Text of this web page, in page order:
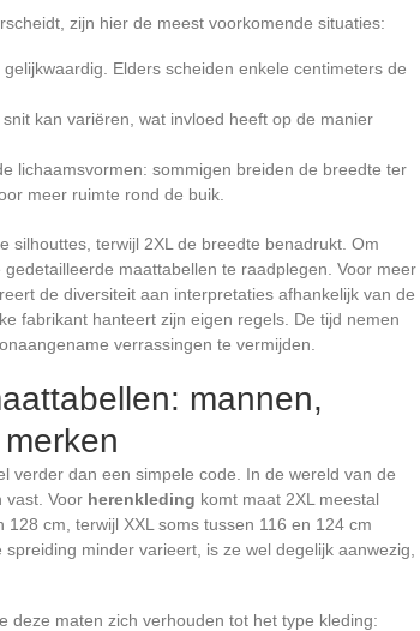
zijn hier de meest voorkomende situaties:
Elders scheiden enkele centimeters de
kan variëren, wat invloed heeft op de manier
lichaamsvormen: sommigen breiden de breedte ter
meer ruimte rond de buik.
silhouttes, terwijl 2XL de breedte benadrukt. Om
maattabellen te raadplegen. Voor meer
de diversiteit aan interpretaties afhankelijk van de
fabrikant hanteert zijn eigen regels. De tijd nemen
verrassingen te vermijden.
mannen,
verder dan een simpele code. In de wereld van de
vast. Voor herenkleding komt maat 2XL meestal
cm, terwijl XXL soms tussen 116 en 124 cm
spreiding minder varieert, is ze wel degelijk aanwezig,
deze maten zich verhouden tot het type kleding: